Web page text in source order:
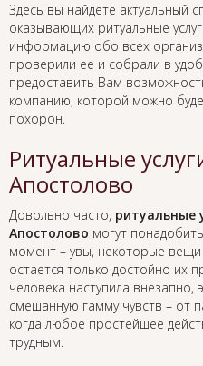
Здесь вы найдете актуальный
оказывающих ритуальные
информацию обо всех
проверили ее и собрали в
предоставить Вам
компанию, которой можно
похорон.
Ритуальные
Апостолово
Довольно часто, ритуальные
Апостолово могут
момент – увы, некоторые
остается только достойно их
человека наступила внезапно,
смешанную гамму чувств – от
когда любое простейшее
трудным.